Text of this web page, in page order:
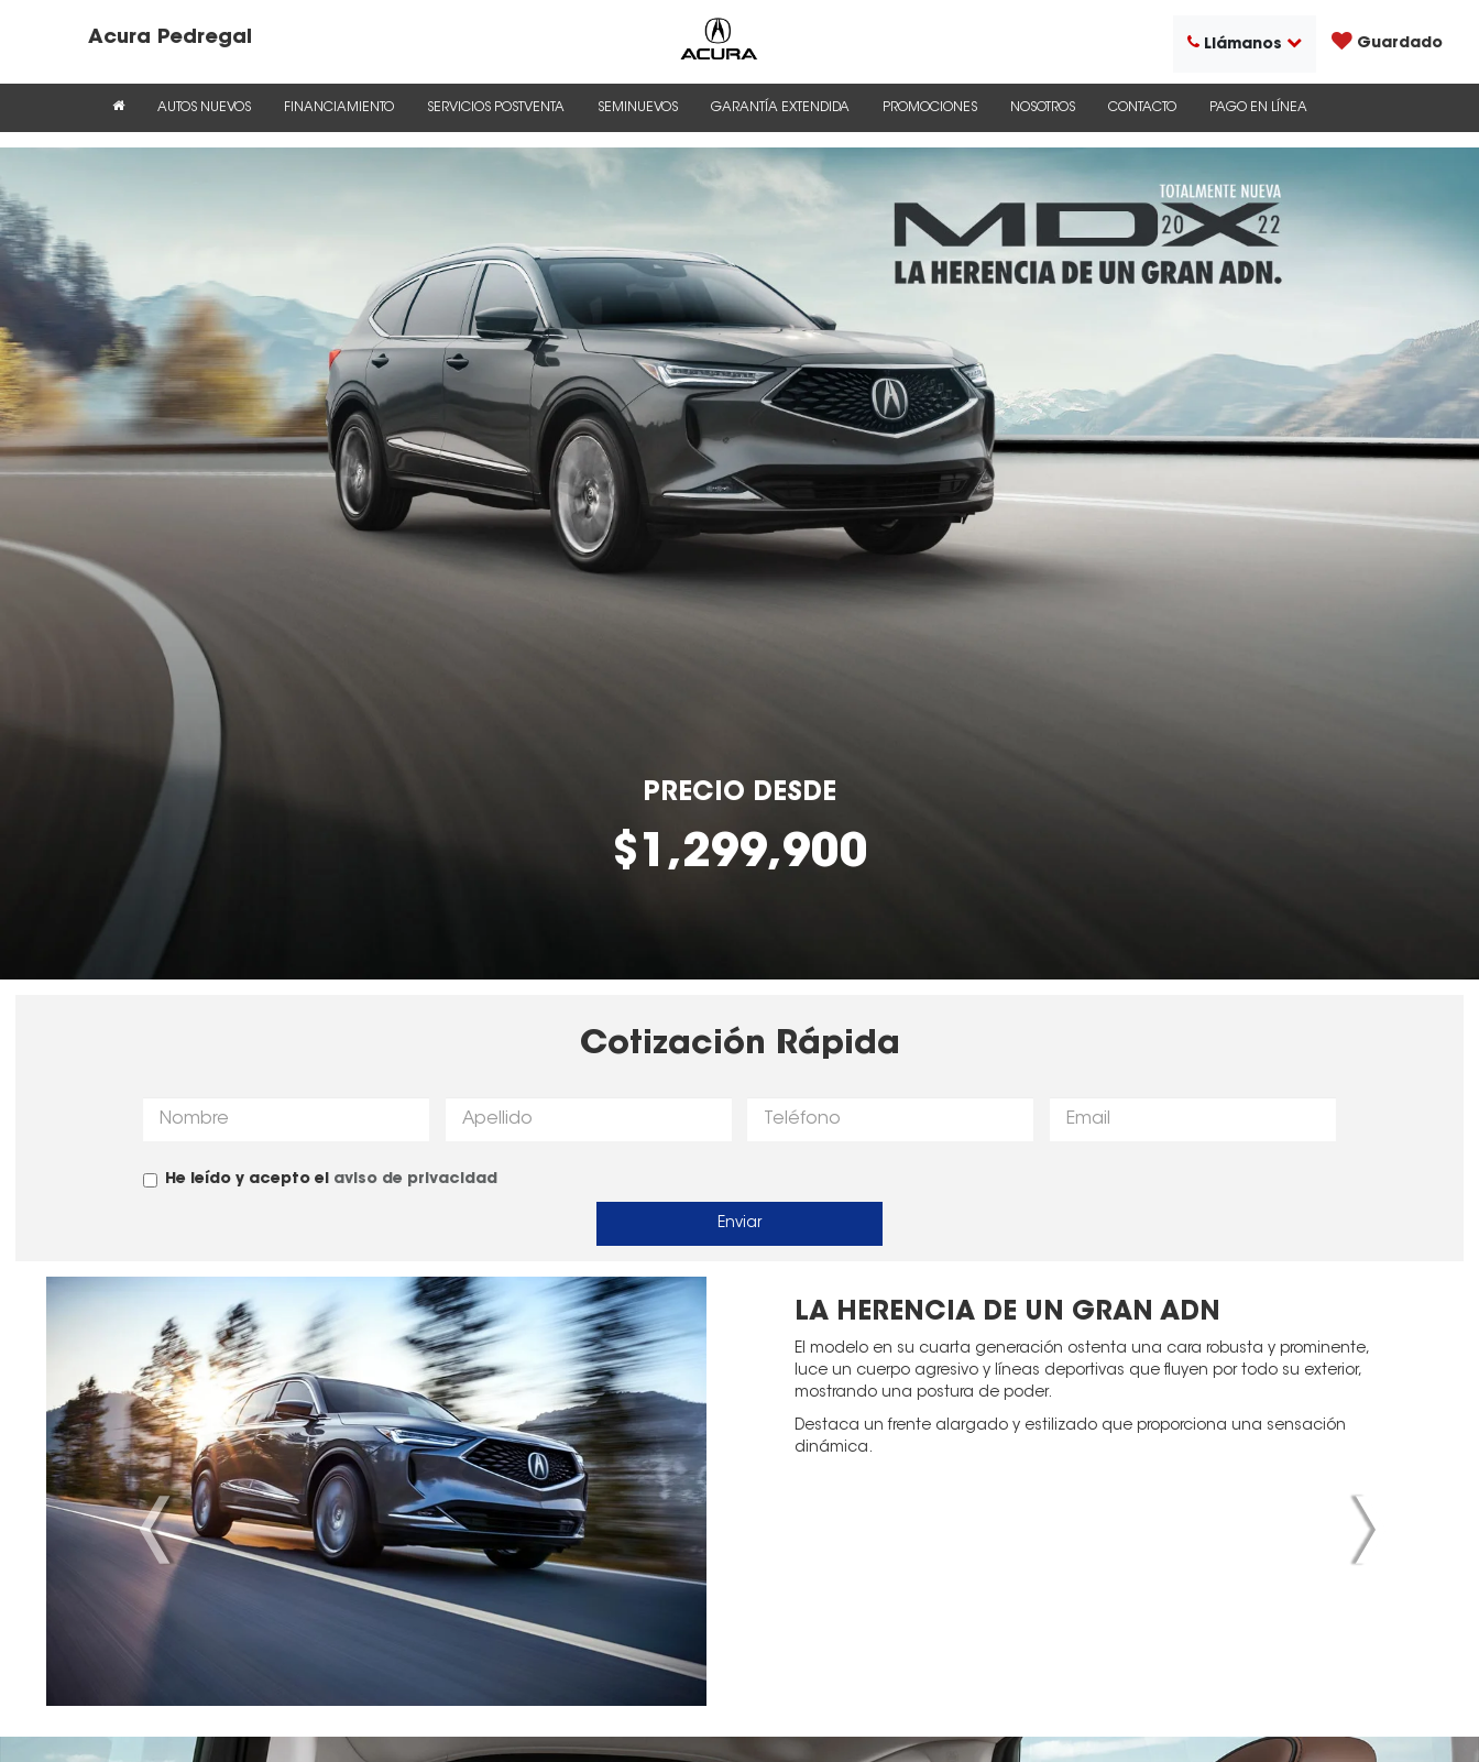
Llámanos Guardado
Acura Pedregal
AUTOS NUEVOS FINANCIAMIENTO SERVICIOS POSTVENTA SEMINUEVOS GARANTÍA EXTENDIDA PROMOCIONES NOSOTROS CONTACTO PAGO EN LÍNEA
PRECIO DESDE
$1,299,900
Cotización Rápida
He leído y acepto el aviso de privacidad
LA HERENCIA DE UN GRAN ADN
El modelo en su cuarta generación ostenta una cara robusta y prominente,
luce un cuerpo agresivo y líneas deportivas que fluyen por todo su exterior,
mostrando una postura de poder.
Destaca un frente alargado y estilizado que proporciona una sensación
dinámica.